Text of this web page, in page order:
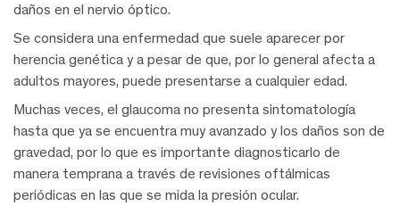
daños en el nervio óptico.
Se considera una enfermedad que suele aparecer por
herencia genética y a pesar de que, por lo general afecta a
adultos mayores, puede presentarse a cualquier edad.
Muchas veces, el glaucoma no presenta sintomatología
hasta que ya se encuentra muy avanzado y los daños son de
gravedad, por lo que es importante diagnosticarlo de
manera temprana a través de revisiones oftálmicas
periódicas en las que se mida la presión ocular.